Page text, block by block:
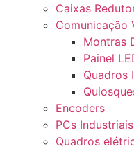
Caixas
Comunicação
Montras
Painel
Quadros
Encoders
PCs Industriais
Quadros